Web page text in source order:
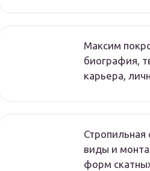
Максим
биография,
карьера,
Стропильная
виды и
форм